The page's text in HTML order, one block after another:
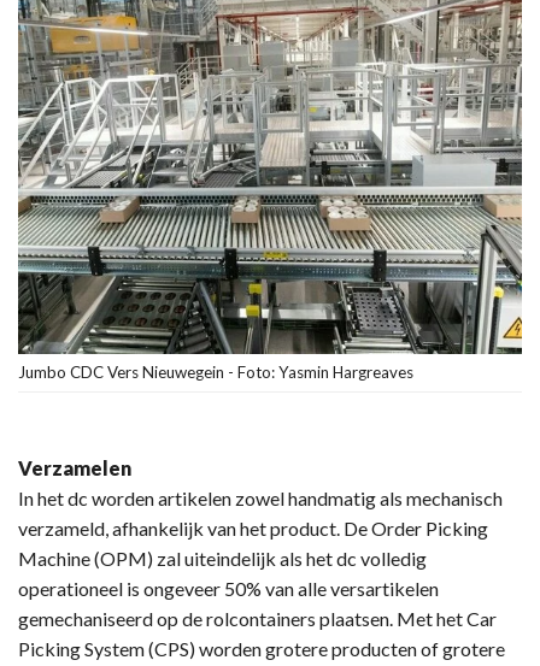
Jumbo CDC Vers Nieuwegein - Foto: Yasmin Hargreaves
Verzamelen
In het dc worden artikelen zowel handmatig als mechanisch
verzameld, afhankelijk van het product. De Order Picking
Machine (OPM) zal uiteindelijk als het dc volledig
operationeel is ongeveer 50% van alle versartikelen
gemechaniseerd op de rolcontainers plaatsen. Met het Car
Picking System (CPS) worden grotere producten of grotere